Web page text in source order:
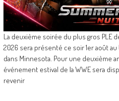
La deuxième soirée du plus gros PLE
2026 sera présenté ce soir 1er août au
dans Minnesota. Pour une deuxième
événement estival de la WWE sera
revenir